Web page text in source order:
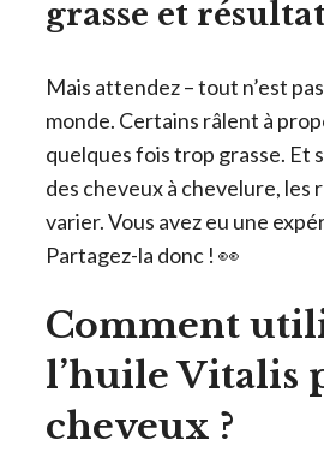
grasse et
Mais attendez – tout n’est
monde. Certains râlent à
quelques fois trop grasse. Et
des cheveux à chevelure, les
varier. Vous avez eu une
Partagez-la donc ! 👀
Comment
l’huile Vitalis
cheveux ?